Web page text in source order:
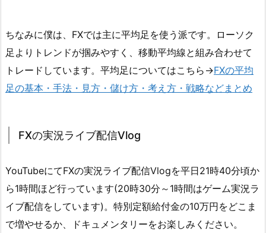
ちなみに僕は、FXでは主に平均足を使う派です。ローソク
足よりトレンドが掴みやすく、移動平均線と組み合わせて
トレードしています。平均足についてはこちら→FXの平均
足の基本・手法・見方・儲け方・考え方・戦略などまとめ
FXの実況ライブ配信Vlog
YouTubeにてFXの実況ライブ配信Vlogを平日21時40分頃か
ら1時間ほど行っています(20時30分～1時間はゲーム実況ラ
イブ配信をしています)。特別定額給付金の10万円をどこま
で増やせるか、ドキュメンタリーをお楽しみください。